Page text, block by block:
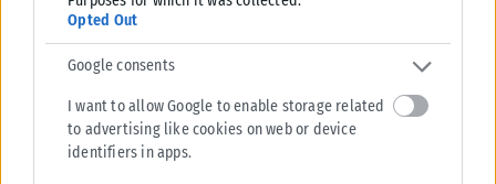
Opted Out
Google consents
I want to allow Google to enable storage related
to advertising like cookies on web or device
identifiers in apps.